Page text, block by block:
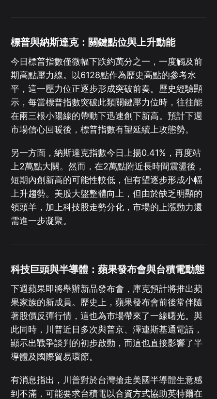
標普與納斯達克：關鍵點位與上升動能
今日標普指數僅微幅下跌約萬分之一，一度觸及前
期高點壓力線。以6128點作為歷史高點的參考水
平，這一壓力位正逐步形成突破前奏。歷史經驗顯
示，每當標普指數突破此類關鍵壓力位時，往往能
在兩三根小陽線的帶動下迅速創下新高。預計下週
市場信心回暖後，標普指數有望延續上攻態勢。
另一方面，納斯達克指數今日上揚0.41%，再度站
上2萬點大關。然而，在2萬點附近長時間震盪後，
短期內創新高的可能性較低，但有望逐步形成小幅
上升趨勢。美股大盤整體向上，但由於缺乏明顯的
領頭羊，加上科技股走勢分化，市場的上漲動力還
需進一步凝聚。
科技巨頭與半導體：蘋果發布會與台積電動態
下週蘋果即將舉辦新品發布會，庫克預計將推出蘋
果家族的新成員。歷史上，蘋果發布會前後常伴隨
著股價反彈行情，這也為市場帶來了一線曙光。與
此同時，川普近日多次與普京、澤連斯基通電話，
顯示出戰爭談判的初步啟動，而這也直接影響了半
導體及國際貿易環節。
有消息指出，川普對於台灣搶走美國半導體生意感
到不滿，可能要求台積電以合資方式協助英特爾在